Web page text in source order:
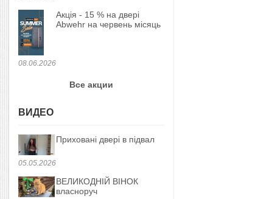
08.06.2026
Акція - 15 % на двері
Abwehr на червень місяць
Все акции
ВИДЕО
05.05.2026
Приховані двері в підвал
ВЕЛИКОДНІЙ ВІНОК
власноруч